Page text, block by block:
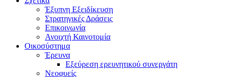
Έξυπνη Εξειδίκευση
Στρατηγικές Δράσεις
Επικοινωνία
Ανοιχτή Καινοτομία
Οικοσύστημα
Έρευνα
Εξεύρεση ερευνητικού συνεργάτη
Νεοφυείς